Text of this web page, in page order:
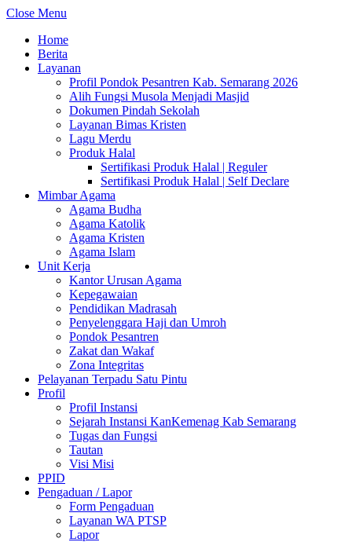
Close Menu
Home
Berita
Layanan
Profil Pondok Pesantren Kab. Semarang 2026
Alih Fungsi Musola Menjadi Masjid
Dokumen Pindah Sekolah
Layanan Bimas Kristen
Lagu Merdu
Produk Halal
Sertifikasi Produk Halal | Reguler
Sertifikasi Produk Halal | Self Declare
Mimbar Agama
Agama Budha
Agama Katolik
Agama Kristen
Agama Islam
Unit Kerja
Kantor Urusan Agama
Kepegawaian
Pendidikan Madrasah
Penyelenggara Haji dan Umroh
Pondok Pesantren
Zakat dan Wakaf
Zona Integritas
Pelayanan Terpadu Satu Pintu
Profil
Profil Instansi
Sejarah Instansi KanKemenag Kab Semarang
Tugas dan Fungsi
Tautan
Visi Misi
PPID
Pengaduan / Lapor
Form Pengaduan
Layanan WA PTSP
Lapor